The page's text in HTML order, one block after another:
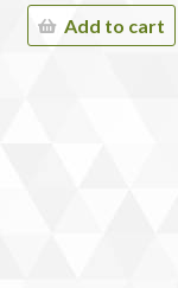
Add to cart